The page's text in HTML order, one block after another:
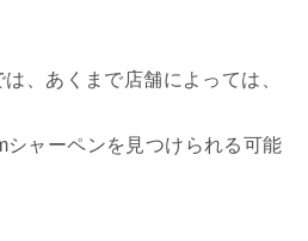
、あくまで店舗によっては、
ャーペンを見つけられる可能